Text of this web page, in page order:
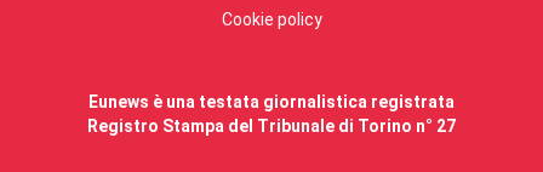
Cookie policy
Eunews è una testata giornalistica registrata
Registro Stampa del Tribunale di Torino n° 27